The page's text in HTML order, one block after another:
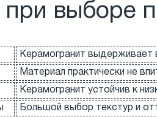
при выборе
Керамогранит выдерживает
Материал практически не
Керамогранит устойчив к
Большой выбор текстур и